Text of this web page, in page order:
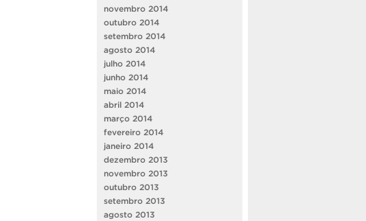
novembro 2014
outubro 2014
setembro 2014
agosto 2014
julho 2014
junho 2014
maio 2014
abril 2014
março 2014
fevereiro 2014
janeiro 2014
dezembro 2013
novembro 2013
outubro 2013
setembro 2013
agosto 2013